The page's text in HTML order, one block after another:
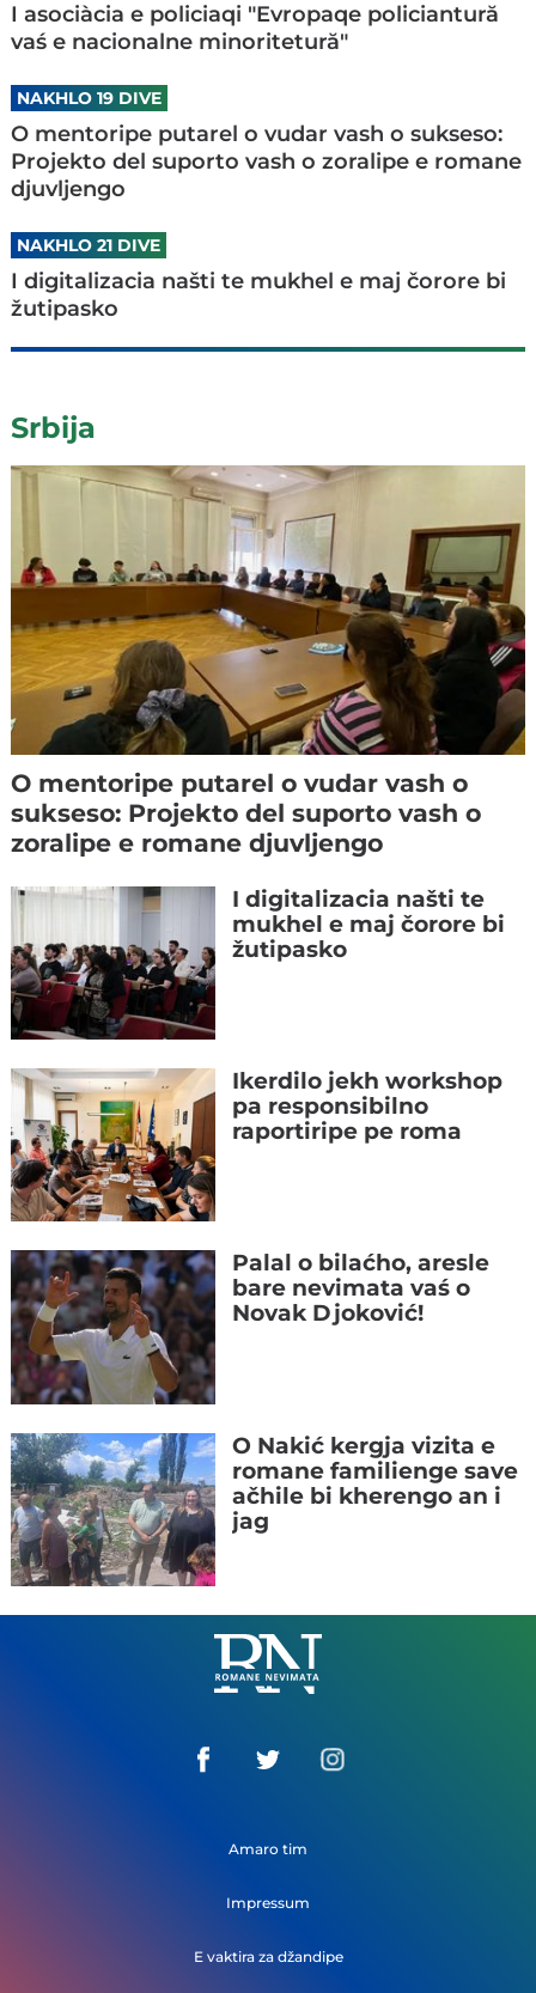
I asociàcia e policiaqi "Evropaqe policiantură
vaś e nacionalne minoritetură"
NAKHLO 19 DIVE
O mentoripe putarel o vudar vash o sukseso:
Projekto del suporto vash o zoralipe e romane
djuvljengo
NAKHLO 21 DIVE
I digitalizacia našti te mukhel e maj čorore bi
žutipasko
Srbija
O mentoripe putarel o vudar vash o
sukseso: Projekto del suporto vash o
zoralipe e romane djuvljengo
I digitalizacia našti te
mukhel e maj čorore bi
žutipasko
Ikerdilo jekh workshop
pa responsibilno
raportiripe pe roma
Palal o bilaćho, aresle
bare nevimata vaś o
Novak Djoković!
O Nakić kergja vizita e
romane familienge save
ačhile bi kherengo an i
jag
Romane
Nemivata
Amaro tim
Impressum
E vaktira za džandipe